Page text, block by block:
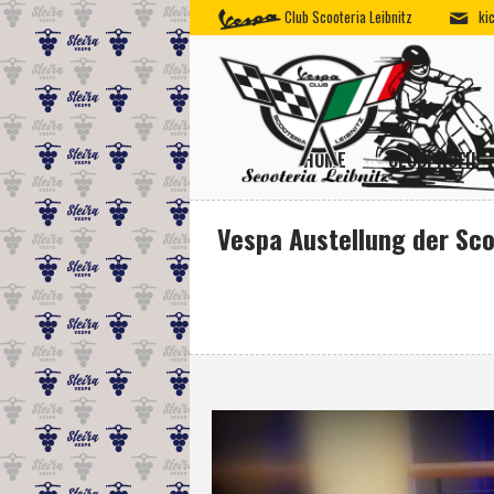
Club Scooteria Leibnitz
HOME CLUBPROFIL
Vespa Austellung der